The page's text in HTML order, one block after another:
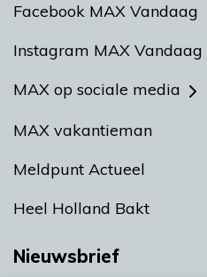
Facebook MAX Vandaag
Instagram MAX Vandaag
MAX op sociale media
MAX vakantieman
Meldpunt Actueel
Heel Holland Bakt
Nieuwsbrief